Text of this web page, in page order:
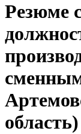
Резюме
область)